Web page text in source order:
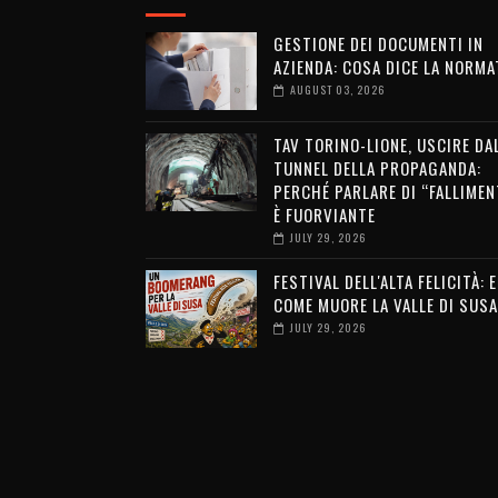
GESTIONE DEI DOCUMENTI IN
AZIENDA: COSA DICE LA
AUGUST 03, 2026
TAV TORINO-LIONE, USCIRE
TUNNEL DELLA PROPAGANDA:
PERCHÉ PARLARE DI
È FUORVIANTE
JULY 29, 2026
FESTIVAL DELL'ALTA FELICITÀ:
COME MUORE LA VALLE DI SUSA
JULY 29, 2026